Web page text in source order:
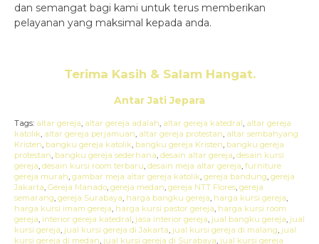
dan semangat bagi kami untuk terus memberikan
pelayanan yang maksimal kepada anda.
Terima Kasih & Salam Hangat.
Antar Jati Jepara
Tags: altar gereja, altar gereja adalah, altar gereja katedral, altar gereja
katolik, altar gereja perjamuan, altar gereja protestan, altar sembahyang
Kristen, bangku gereja katolik, bangku gereja Kristen, bangku gereja
protestan, bangku gereja sederhana, desain altar gereja, desain kursi
gereja, desain kursi room terbaru, desain meja altar gereja, furniture
gereja murah, gambar meja altar gereja katolik, gereja bandung, gereja
Jakarta, Gereja Manado, gereja medan, gereja NTT Flores, gereja
semarang, gereja Surabaya, harga bangku gereja, harga kursi gereja,
harga kursi imam gereja, harga kursi pastor gereja, harga kursi room
gereja, interior gereja katedral, jasa interior gereja, jual bangku gereja, jual
kursi gereja, jual kursi gereja di Jakarta, jual kursi gereja di malang, jual
kursi gereja di medan, jual kursi gereja di Surabaya, jual kursi gereja